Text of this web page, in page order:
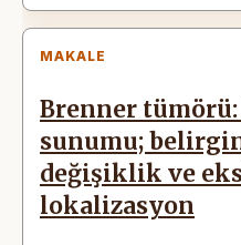
MAKALE
Brenner
sunumu;
değişiklik ve
lokalizasyon